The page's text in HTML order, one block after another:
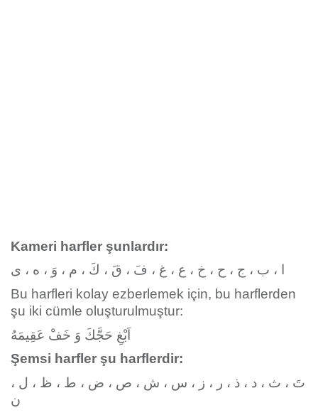
Kameri harfler şunlardır:
ا ، ب ، ج ، ح ، خ ، ع ، غ ، فَ ، قَ ، كَ ، م ، وَ ، ه ، ى
Bu harfleri kolay ezberlemek için, bu harflerden
şu iki cümle oluşturulmuştur:
اَبْغِ حَجَّكَ وَ خَفْ عَقِيمَهُ
Şemsi harfler şu harflerdir:
تَ ، ث ، د ، ذ ، ر ، ز ، س ، ش ، ص ، ض ، ط ، ظ ، ل ،
ن